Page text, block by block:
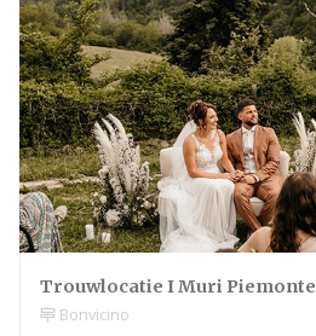
Trouwlocatie I Muri Piemonte
Bonvicino